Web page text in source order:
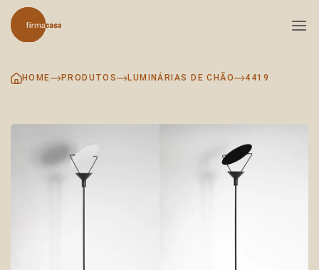
Skip
to
content
HOME PRODUTOS LUMINÁRIAS DE CHÃO 4419